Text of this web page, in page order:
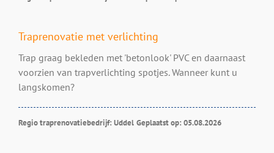
Traprenovatie met verlichting
Trap graag bekleden met 'betonlook' PVC en daarnaast
voorzien van trapverlichting spotjes. Wanneer kunt u
langskomen?
Regio traprenovatiebedrijf: Uddel Geplaatst op: 05.08.2026